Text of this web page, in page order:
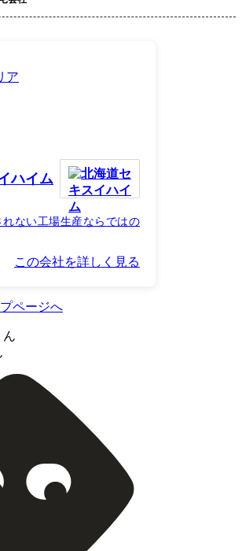
ハイム
ない工場生産ならではの
この会社を詳しく見る
ページへ